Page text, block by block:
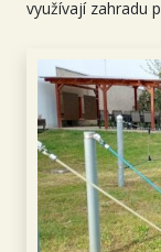
využívají zahradu